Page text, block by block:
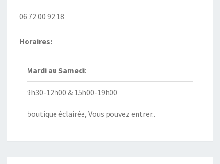
06 72 00 92 18
Horaires:
Mardi au Samedi:
9h30-12h00 & 15h00-19h00
boutique éclairée, Vous pouvez entrer..